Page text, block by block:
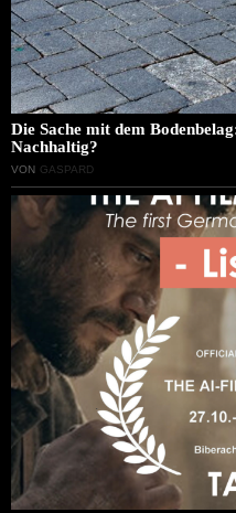
Die Sache mit dem
Nachhaltig?
VON GASPARD